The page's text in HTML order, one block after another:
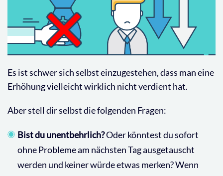
Es ist schwer sich selbst einzugestehen, dass man eine
Erhöhung vielleicht wirklich nicht verdient hat.
Aber stell dir selbst die folgenden Fragen:
Bist du unentbehrlich?Oder könntest du sofort
ohne Probleme am nächsten Tag ausgetauscht
werden und keiner würde etwas merken? Wenn